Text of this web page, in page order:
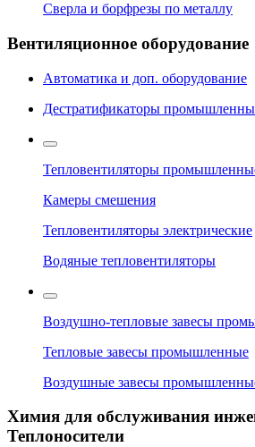
Сверла и борфрезы по металлу
Вентиляционное оборудование
Автоматика и доп. оборудование
Дестратификаторы
Тепловентиляторы
Камеры смешения
Тепловентиляторы электрические
Водяные тепловентиляторы
Воздушно-тепловые завесы
Тепловые завесы промышленные
Воздушные завесы
Химия для обслуживания
Теплоносители